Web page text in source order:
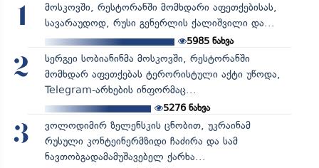
1
მოსკოვში, რესტორანში მომხდარი აფეთქებისას,
სავარაუდოდ, რუსი გენერლის ქალიშვილი და...
5985 ნახვა
2
სერგეი სობიანინმა მოსკოვში, რესტორანში
მომხდარ აფეთქებას ტერორისტული აქტი უწოდა,
Telegram-არხების ინფორმაც...
5276ნახვა
3
ვოლოდიმირ ზელენსკის ცნობით, უკრაინამ
რუსული კონტეინერმზიდი ჩაძირა და სამ
ნავთობგადამამუშავებელ ქარხა...